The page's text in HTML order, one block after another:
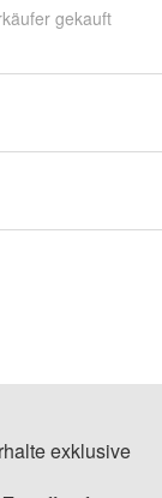
gekauft
exklusive